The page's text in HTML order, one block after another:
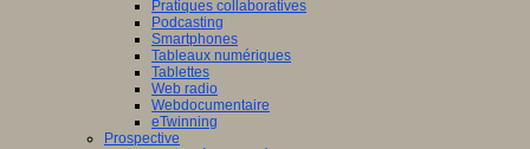
Pratiques collaboratives
Podcasting
Smartphones
Tableaux numériques
Tablettes
Web radio
Webdocumentaire
eTwinning
Prospective